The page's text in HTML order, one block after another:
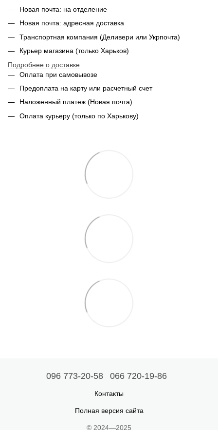
Новая почта: на отделение
Новая почта: адресная доставка
Транспортная компания (Деливери или Укрпочта)
Курьер магазина (только Харьков)
Подробнее о доставке
Оплата при самовывозе
Предоплата на карту или расчетный счет
Наложенный платеж (Новая почта)
Оплата курьеру (только по Харькову)
096 773-20-58 066 720-19-86
Контакты
Полная версия сайта
© 2024—2025